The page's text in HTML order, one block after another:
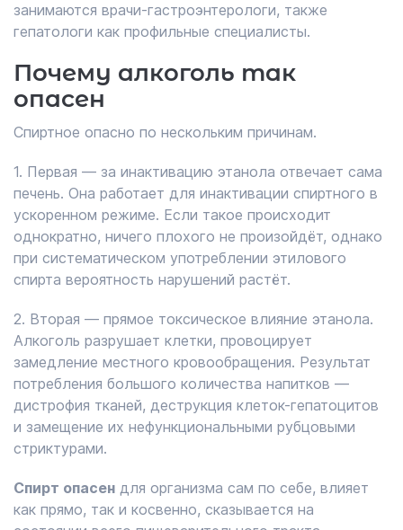
занимаются врачи-гастроэнтерологи, также
гепатологи как профильные специалисты.
Почему алкоголь так
опасен
Спиртное опасно по нескольким причинам.
1. Первая — за инактивацию этанола отвечает сама
печень. Она работает для инактивации спиртного в
ускоренном режиме. Если такое происходит
однократно, ничего плохого не произойдёт, однако
при систематическом употреблении этилового
спирта вероятность нарушений растёт.
2. Вторая — прямое токсическое влияние этанола.
Алкоголь разрушает клетки, провоцирует
замедление местного кровообращения. Результат
потребления большого количества напитков —
дистрофия тканей, деструкция клеток-гепатоцитов
и замещение их нефункциональными рубцовыми
стриктурами.
Спирт опасен для организма сам по себе, влияет
как прямо, так и косвенно, сказывается на